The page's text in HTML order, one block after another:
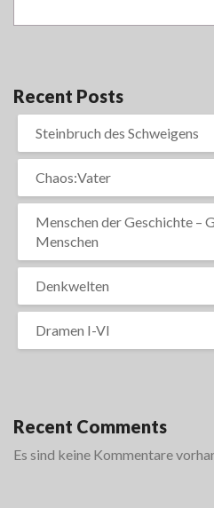
Recent Posts
Steinbruch des Schweigens
Chaos:Vater
Menschen der Geschichte –
Menschen
Denkwelten
Dramen I-VI
Recent Comments
Es sind keine Kommentare